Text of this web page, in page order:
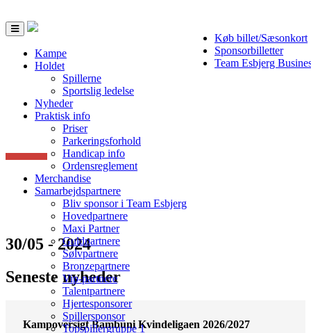
Køb billet/Sæsonkort
Sponsorbilletter
Team Esbjerg
Toggle
navigation
Kampe
Holdet
Spillerne
Sportslig ledelse
Nyheder
Praktisk info
Priser
Parkeringsforhold
Handicap info
Ordensreglement
Merchandise
Samarbejdspartnere
Bliv sponsor i Team Esbjerg
Hovedpartnere
Maxi Partner
Guldpartnere
Sølvpartnere
Bronzepartnere
Vip-partnere
Talentpartnere
Hjertesponsorer
Spillersponsor
Topspillergruppe 1
30/05 - 2024
Seneste nyheder
Kampoversigt Bambuni Kvindeligaen 2026/2027